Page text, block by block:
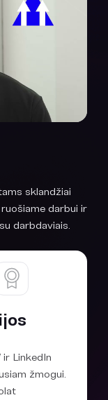
sklandžiai
darbui ir
darbdaviais.
LinkedIn
žmogui.